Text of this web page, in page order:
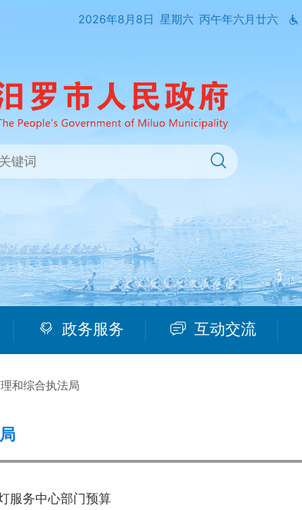
2026年8月8日 星期六 丙午年六月廿六
政务服务 互动交流
和综合执法局
服务中心部门预算